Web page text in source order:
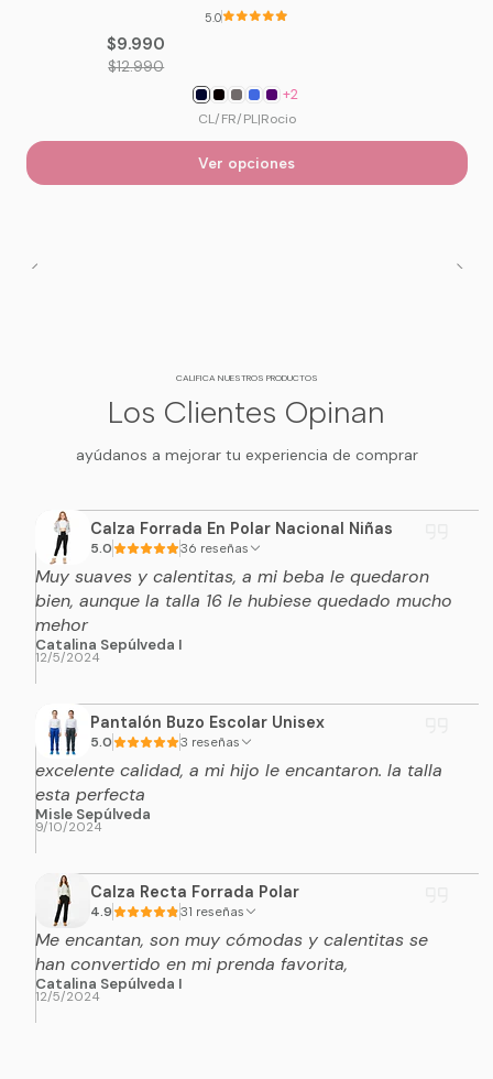
5.0
$9.990
$12.990
+2
CL/FR/PL|Rocio
Ver opciones
CALIFICA NUESTROS PRODUCTOS
Los Clientes Opinan
ayúdanos a mejorar tu experiencia de comprar
Calza Forrada En Polar Nacional Niñas
5.0 36 reseñas
Muy suaves y calentitas, a mi beba le quedaron
bien, aunque la talla 16 le hubiese quedado mucho
mehor
Catalina Sepúlveda I
12/5/2024
Pantalón Buzo Escolar Unisex
5.0 3 reseñas
excelente calidad, a mi hijo le encantaron. la talla
esta perfecta
Misle Sepúlveda
9/10/2024
Calza Recta Forrada Polar
4.9 31 reseñas
Me encantan, son muy cómodas y calentitas se
han convertido en mi prenda favorita,
Catalina Sepúlveda I
12/5/2024